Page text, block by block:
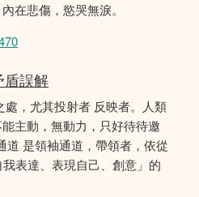
在悲傷，慾哭無淚。
盾誤解
處，尤其投射者 反映者。人類
主動，無動力，只好待待邀
道 是領袖通道，帶領者，依從
表達、表現自己、創意」的